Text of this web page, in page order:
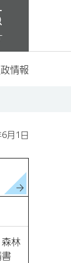
政情報
月1日
森林